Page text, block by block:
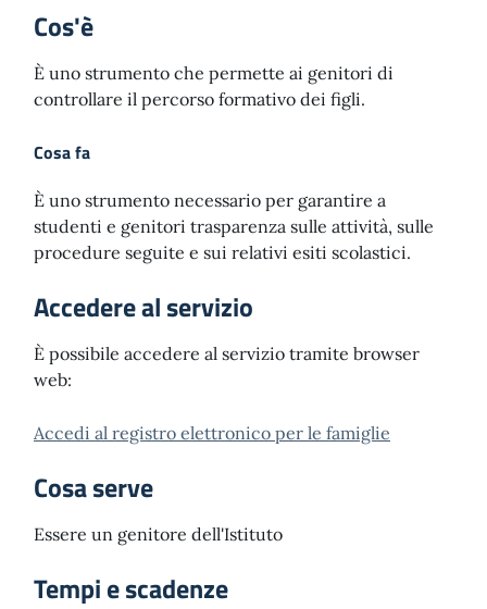
Cos'è
È uno strumento che permette ai genitori di
controllare il percorso formativo dei figli.
Cosa fa
È uno strumento necessario per garantire a
studenti e genitori trasparenza sulle attività, sulle
procedure seguite e sui relativi esiti scolastici.
Accedere al servizio
È possibile accedere al servizio tramite browser
web:
Accedi al registro elettronico per le famiglie
Cosa serve
Essere un genitore dell'Istituto
Tempi e scadenze